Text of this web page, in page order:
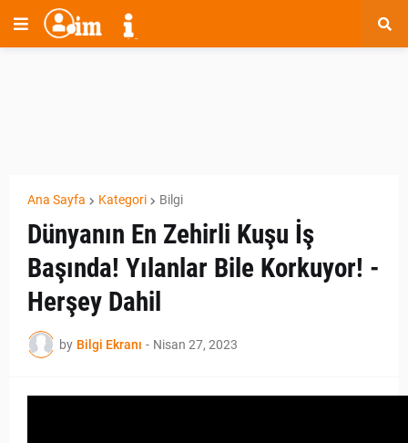
Ana Sayfa Kategori Bilgi
Dünyanın En Zehirli Kuşu İş
Başında! Yılanlar Bile Korkuyor! -
Herşey Dahil
by Bilgi Ekranı - Nisan 27, 2023